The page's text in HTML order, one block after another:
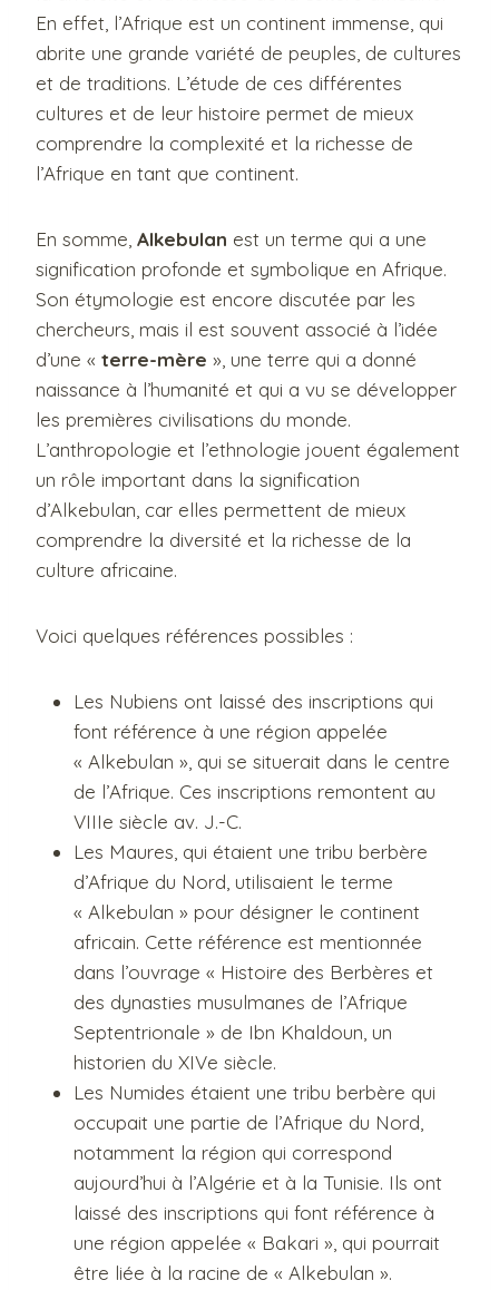
En effet, l’Afrique est un continent immense, qui
abrite une grande variété de peuples, de cultures
et de traditions. L’étude de ces différentes
cultures et de leur histoire permet de mieux
comprendre la complexité et la richesse de
l’Afrique en tant que continent.
En somme, Alkebulan est un terme qui a une
signification profonde et symbolique en Afrique.
Son étymologie est encore discutée par les
chercheurs, mais il est souvent associé à l’idée
d’une « terre-mère », une terre qui a donné
naissance à l’humanité et qui a vu se développer
les premières civilisations du monde.
L’anthropologie et l’ethnologie jouent également
un rôle important dans la signification
d’Alkebulan, car elles permettent de mieux
comprendre la diversité et la richesse de la
culture africaine.
Voici quelques références possibles :
Les Nubiens ont laissé des inscriptions qui
font référence à une région appelée
« Alkebulan », qui se situerait dans le centre
de l’Afrique. Ces inscriptions remontent au
VIIIe siècle av. J.-C.
Les Maures, qui étaient une tribu berbère
d’Afrique du Nord, utilisaient le terme
« Alkebulan » pour désigner le continent
africain. Cette référence est mentionnée
dans l’ouvrage « Histoire des Berbères et
des dynasties musulmanes de l’Afrique
Septentrionale » de Ibn Khaldoun, un
historien du XIVe siècle.
Les Numides étaient une tribu berbère qui
occupait une partie de l’Afrique du Nord,
notamment la région qui correspond
aujourd’hui à l’Algérie et à la Tunisie. Ils ont
laissé des inscriptions qui font référence à
une région appelée « Bakari », qui pourrait
être liée à la racine de « Alkebulan ».